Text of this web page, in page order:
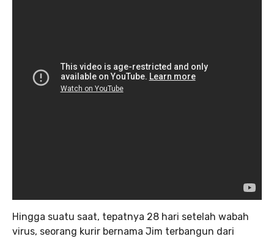
Hingga suatu saat, tepatnya 28 hari setelah wabah
virus, seorang kurir bernama Jim terbangun dari